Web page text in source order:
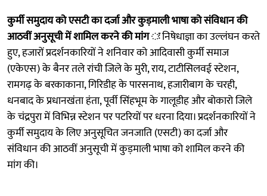
कुर्मी समुदाय को एसटी का दर्जा और कुड़माली भाषा को संविधान की
आठवीं अनुसूची में शामिल करने की मांग ःनिषेधाज्ञा का उल्लंघन करते
हुए, हजारों प्रदर्शनकारियों ने शनिवार को आदिवासी कुर्मी समाज
(एकेएस) के बैनर तले रांची जिले के मुरी, राय, टाटीसिलवई स्टेशन,
रामगढ़ के बरकाकाना, गिरिडीह के पारसनाथ, हजारीबाग के चरही,
धनबाद के प्रधानखंता हंता, पूर्वी सिंहभूम के गालूडीह और बोकारो जिले
के चंद्रपुरा में विभिन्न स्टेशन पर पटरियों पर धरना दिया। प्रदर्शनकारियों ने
कुर्मी समुदाय के लिए अनुसूचित जनजाति (एसटी) का दर्जा और
संविधान की आठवीं अनुसूची में कुड़माली भाषा को शामिल करने की
मांग की।